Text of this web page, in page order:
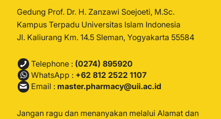
Gedung Prof. Dr. H. Zanzawi Soejoeti, M.Sc.
Kampus Terpadu Universitas Islam Indonesia
Jl. Kaliurang Km. 14.5 Sleman, Yogyakarta 55584
Telephone : (0274) 895920
WhatsApp : +62 812 2522 1107
Email : master.pharmacy@uii.ac.id
Jangan ragu dan menanyakan melalui Alamat dan